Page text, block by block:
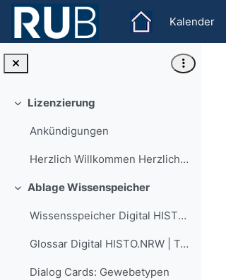
Zum Hauptinhalt
Kalender
Einklappen
Lizenzierung
Ankündigungen
Herzlich Willkommen Herzlich Willkommen im Kurs D...
Einklappen
Ablage Wissenspeicher
Wissensspeicher Digital HISTO NRW | Teilprojekt HS Gesundheit
Glossar Digital HISTO.NRW | Teilprojekt HS Gesundheit
Dialog Cards: Gewebetypen